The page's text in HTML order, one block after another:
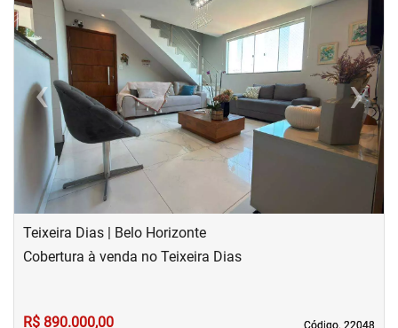
‹Previous ›Next
Teixeira Dias | Belo Horizonte
Código. 22048
Código. 22048
Cobertura à venda no Teixeira Dias
R$ 890.000,00